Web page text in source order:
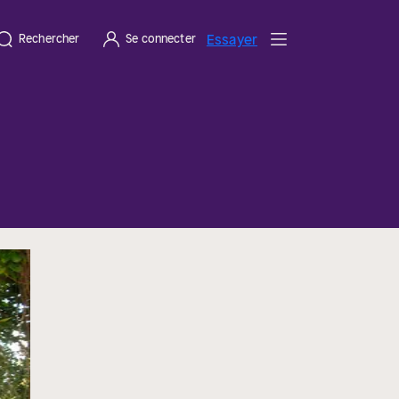
Rechercher Se connecter Essayer